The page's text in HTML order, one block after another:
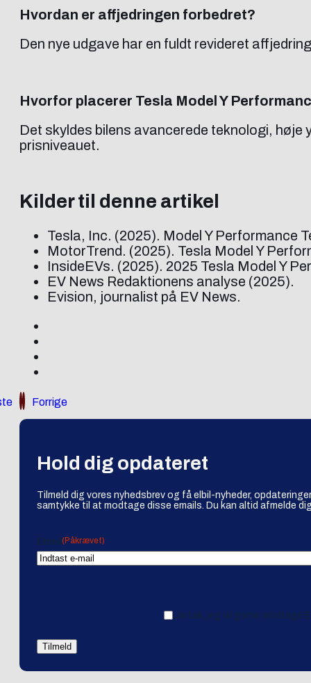
Hvordan er affjedringen forbedret?
Den nye udgave har en fuldt revideret
Hvorfor placerer Tesla Model Y
Det skyldes bilens avancerede teknologi,
prisniveauet.
Kilder til denne artikel
Tesla, Inc. (2025). Model Y Performance
MotorTrend. (2025). Tesla Model Y
InsideEVs. (2025). 2025 Tesla Model Y
EV News Redaktionens analyse (2025).
Evision, journalist på EV News.
Forrige
Hold dig opdateret
Tilmeld dig vores nyhedsbrev og få elbil-nyheder,
samtykke til at modtage disse emails. Du kan altid afmelde
Email (Påkrævet)
Ja tak, jeg vil gerne modtage